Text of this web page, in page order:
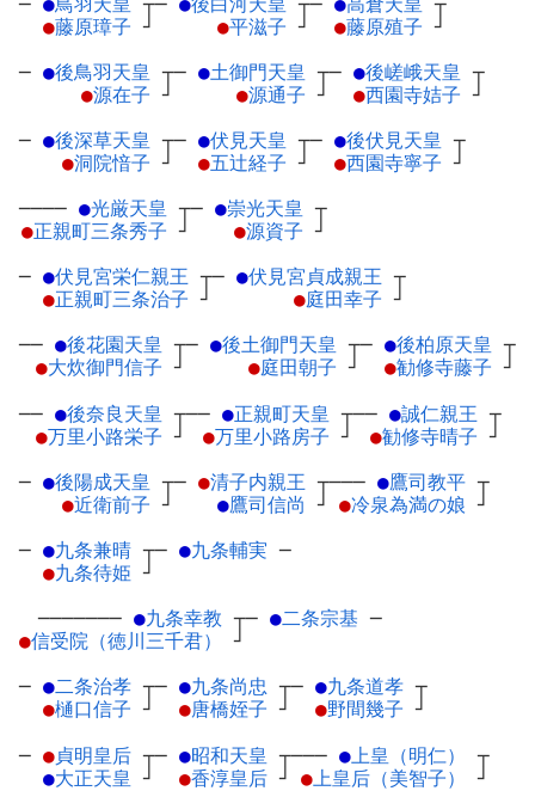
●藤原璋子 ┘
●平滋子 ┘
●藤原殖子 ┘
─ ●後鳥羽天皇 ┬
●源在子 ┘
─ ●土御門天皇 ┬
●源通子 ┘
─ ●後嵯峨天皇 ┬
●西園寺姞子 ┘
─ ●後深草天皇 ┬
●洞院愔子 ┘
─ ●伏見天皇 ┬
●五辻経子 ┘
─ ●後伏見天皇 ┬
●西園寺寧子 ┘
──── ●光厳天皇 ┬
●正親町三条秀子 ┘
─ ●崇光天皇 ┬
●源資子 ┘
─ ●伏見宮栄仁親王 ┬
●正親町三条治子 ┘
─ ●伏見宮貞成親王 ┬
●庭田幸子 ┘
── ●後花園天皇 ┬
●大炊御門信子 ┘
─ ●後土御門天皇 ┬
●庭田朝子 ┘
─ ●後柏原天皇 ┬
●勧修寺藤子 ┘
── ●後奈良天皇 ┬
●万里小路栄子 ┘
── ●正親町天皇 ┬
●万里小路房子 ┘
── ●誠仁親王 ┬
●勧修寺晴子 ┘
─ ●後陽成天皇 ┬
●近衛前子 ┘
─ ●清子内親王 ┬
●鷹司信尚 ┘
─── ●鷹司教平 ┬
●冷泉為満の娘 ┘
─ ●九条兼晴 ┬
●九条待姫 ┘
─ ●九条輔実 ─
─────── ●九条幸教 ┬
●信受院（徳川三千君） ┘
─ ●二条宗基 ─
─ ●二条治孝 ┬
●樋口信子 ┘
─ ●九条尚忠 ┬
●唐橋姪子 ┘
─ ●九条道孝 ┬
●野間幾子 ┘
─ ●貞明皇后 ┬
●大正天皇 ┘
─ ●昭和天皇 ┬
●香淳皇后 ┘
─── ● 上皇（明仁）
┬
● 上皇后（美智子） ┘